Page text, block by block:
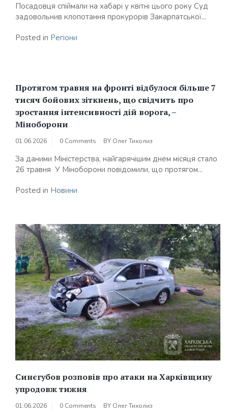
Посадовця спіймали на хабарі у квітні цього року Суд
задовольнив клопотання прокурорів Закарпатської...
Posted in Регіони
Протягом травня на фронті відбулося більше 7
тисяч бойових зіткнень, що свідчить про
зростання інтенсивності дій ворога, –
Міноборони
01.06.2026 0 Comments BY Олег Тихолиз
За даними Міністерства, найгарячішим днем місяця стало
26 травня У Міноборони повідомили, що протягом...
Posted in Новини
Синєгубов розповів про атаки на Харківщину
упродовж тижня
01.06.2026 0 Comments BY Олег Тихолиз